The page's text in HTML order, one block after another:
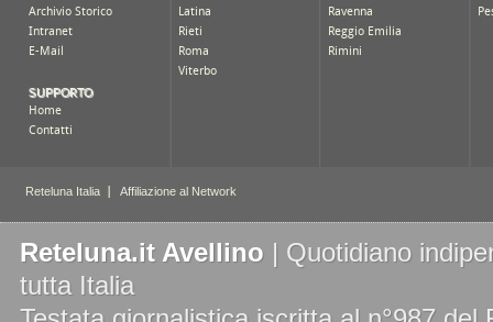
Reteluna.it Avellino | Quotidiano
tutta Italia